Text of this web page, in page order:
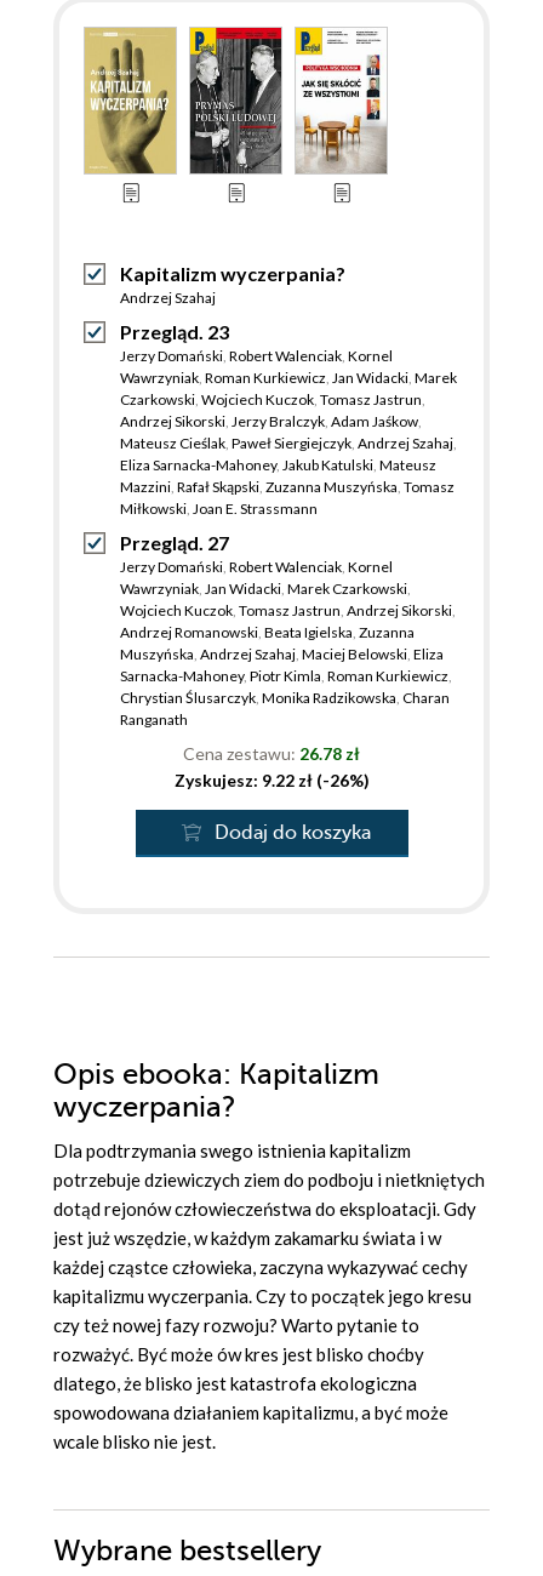
Kapitalizm wyczerpania?
Andrzej Szahaj
Przegląd. 23
Jerzy Domański, Robert Walenciak, Kornel
Wawrzyniak, Roman Kurkiewicz, Jan Widacki, Marek
Czarkowski, Wojciech Kuczok, Tomasz Jastrun,
Andrzej Sikorski, Jerzy Bralczyk, Adam Jaśkow,
Mateusz Cieślak, Paweł Siergiejczyk, Andrzej Szahaj,
Eliza Sarnacka-Mahoney, Jakub Katulski, Mateusz
Mazzini, Rafał Skąpski, Zuzanna Muszyńska, Tomasz
Miłkowski, Joan E. Strassmann
Przegląd. 27
Jerzy Domański, Robert Walenciak, Kornel
Wawrzyniak, Jan Widacki, Marek Czarkowski,
Wojciech Kuczok, Tomasz Jastrun, Andrzej Sikorski,
Andrzej Romanowski, Beata Igielska, Zuzanna
Muszyńska, Andrzej Szahaj, Maciej Belowski, Eliza
Sarnacka-Mahoney, Piotr Kimla, Roman Kurkiewicz,
Chrystian Ślusarczyk, Monika Radzikowska, Charan
Ranganath
Cena zestawu: 26.78 zł
Zyskujesz: 9.22 zł (-26%)
Dodaj do koszyka
Opis ebooka: Kapitalizm
wyczerpania?
Dla podtrzymania swego istnienia kapitalizm
potrzebuje dziewiczych ziem do podboju i nietkniętych
dotąd rejonów człowieczeństwa do eksploatacji. Gdy
jest już wszędzie, w każdym zakamarku świata i w
każdej cząstce człowieka, zaczyna wykazywać cechy
kapitalizmu wyczerpania. Czy to początek jego kresu
czy też nowej fazy rozwoju? Warto pytanie to
rozważyć. Być może ów kres jest blisko choćby
dlatego, że blisko jest katastrofa ekologiczna
spowodowana działaniem kapitalizmu, a być może
wcale blisko nie jest.
Wybrane bestsellery